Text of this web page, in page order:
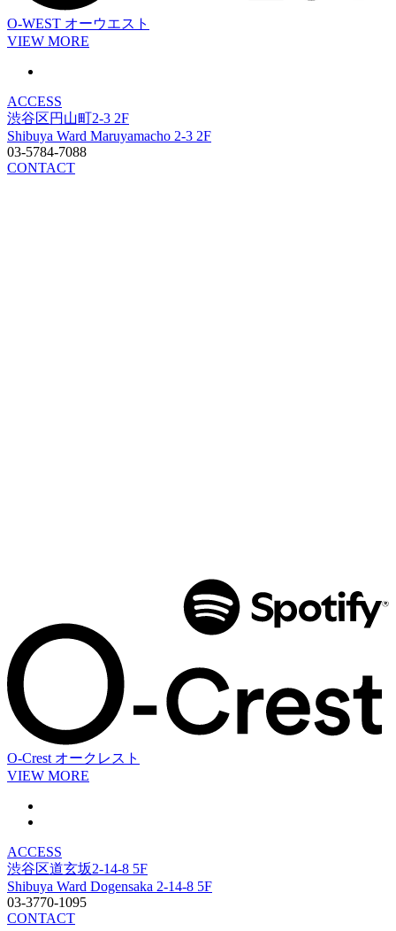
O-WEST オーウエスト
VIEW MORE
ACCESS
渋谷区円山町2-3 2F
Shibuya Ward Maruyamacho 2-3 2F
03-5784-7088
CONTACT
O-Crest オークレスト
VIEW MORE
ACCESS
渋谷区道玄坂2-14-8 5F
Shibuya Ward Dogensaka 2-14-8 5F
03-3770-1095
CONTACT